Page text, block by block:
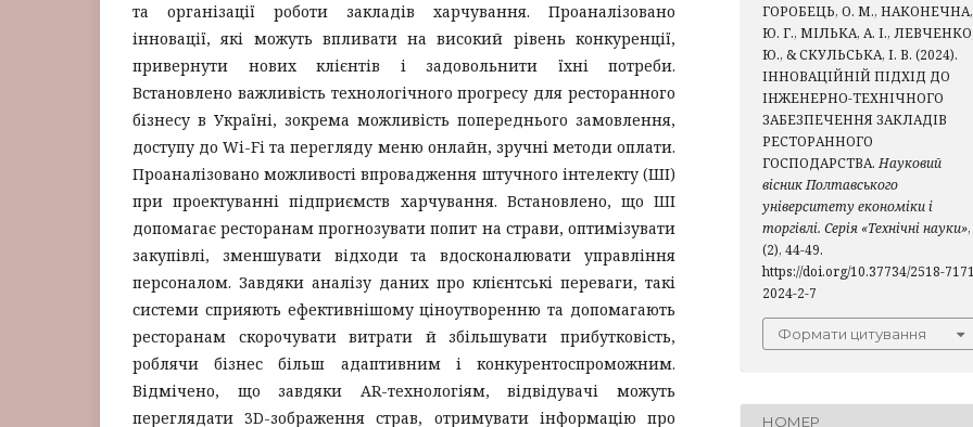
та організації роботи закладів харчування. Проаналізовано
інновації, які можуть впливати на високий рівень конкуренції,
привернути нових клієнтів і задовольнити їхні потреби.
Встановлено важливість технологічного прогресу для ресторанного
бізнесу в Україні, зокрема можливість попереднього замовлення,
доступу до Wi-Fi та перегляду меню онлайн, зручні методи оплати.
Проаналізовано можливості впровадження штучного інтелекту (ШІ)
при проектуванні підприємств харчування. Встановлено, що ШІ
допомагає ресторанам прогнозувати попит на страви, оптимізувати
закупівлі, зменшувати відходи та вдосконалювати управління
персоналом. Завдяки аналізу даних про клієнтські переваги, такі
системи сприяють ефективнішому ціноутворенню та допомагають
ресторанам скорочувати витрати й збільшувати прибутковість,
роблячи бізнес більш адаптивним і конкурентоспроможним.
Відмічено, що завдяки AR-технологіям, відвідувачі можуть
переглядати 3D-зображення страв, отримувати інформацію про
ГОРОБЕЦЬ, О. М., НАКОНЕЧНА,
Ю. Г., МІЛЬКА, А. І.,
Ю., & СКУЛЬСЬКА, І. В. (2024).
ІННОВАЦІЙНІЙ ПІДХІД ДО
ІНЖЕНЕРНО-ТЕХНІЧНОГО
ЗАБЕЗПЕЧЕННЯ ЗАКЛАДІВ
РЕСТОРАННОГО
ГОСПОДАРСТВА. Науковий
вісник Полтавського
університету економіки і
торгівлі. Серія «Технічні науки»,
(2), 44-49.
https://doi.org/10.37734/2518-
2024-2-7
Формати цитування
НОМЕР